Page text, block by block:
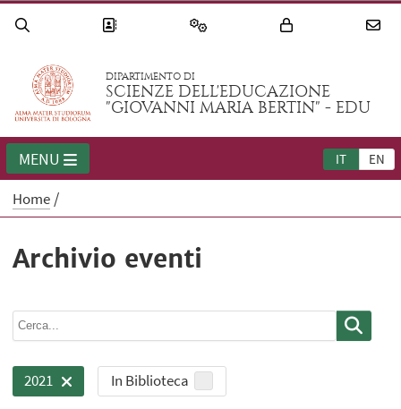
DIPARTIMENTO DI
SCIENZE DELL'EDUCAZIONE
"GIOVANNI MARIA BERTIN" - EDU
IT EN
MENU
Home
Archivio eventi
2021 In Biblioteca